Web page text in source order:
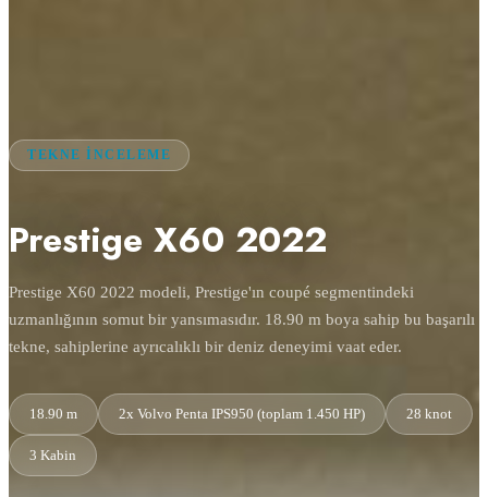
TEKNE İNCELEME
Prestige X60 2022
Prestige X60 2022 modeli, Prestige'ın coupé segmentindeki
uzmanlığının somut bir yansımasıdır. 18.90 m boya sahip bu başarılı
tekne, sahiplerine ayrıcalıklı bir deniz deneyimi vaat eder.
18.90 m 2x Volvo Penta IPS950 (toplam 1.450 HP) 28 knot
3 Kabin